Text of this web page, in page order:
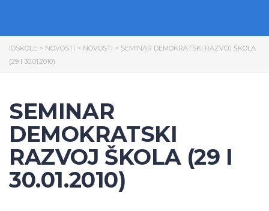
IOSKOLE > NOVOSTI > NOVOSTI > SEMINAR DEMOKRATSKI RAZVOJ ŠKOLA
(29 I 30.01.2010)
SEMINAR
DEMOKRATSKI
RAZVOJ ŠKOLA (29 I
30.01.2010)